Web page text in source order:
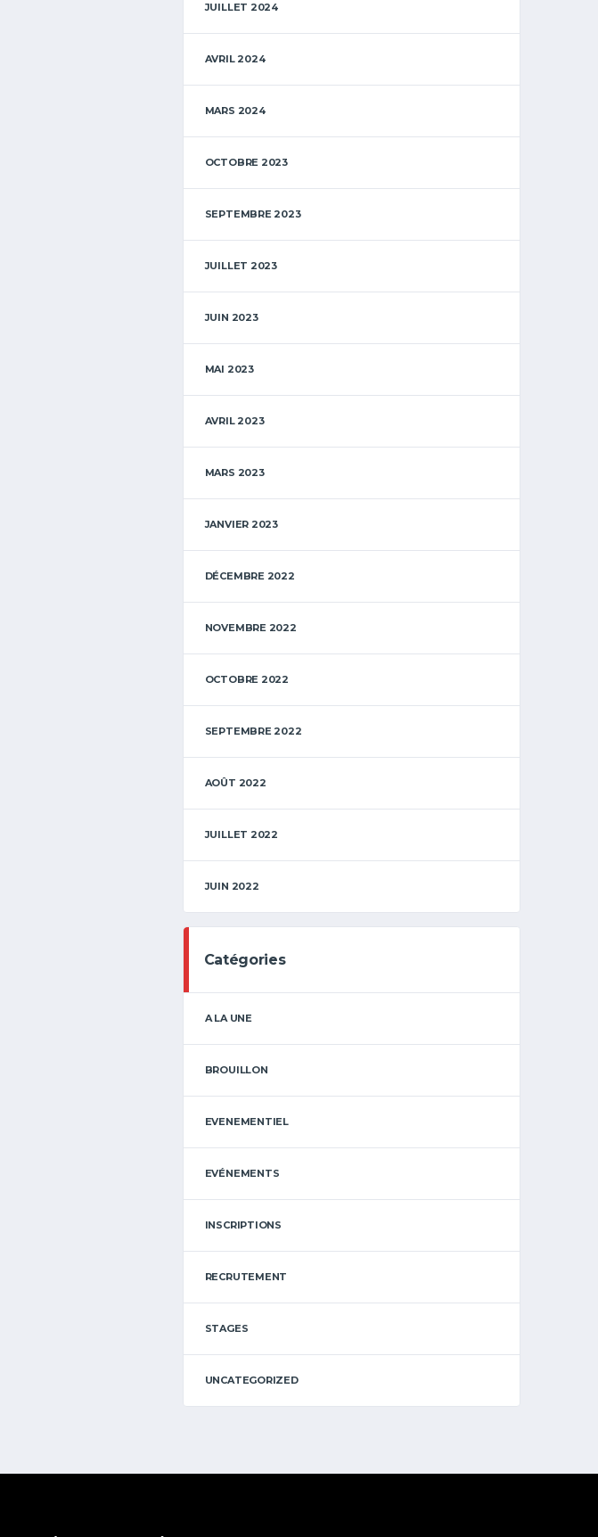
JUILLET 2024
AVRIL 2024
MARS 2024
OCTOBRE 2023
SEPTEMBRE 2023
JUILLET 2023
JUIN 2023
MAI 2023
AVRIL 2023
MARS 2023
JANVIER 2023
DÉCEMBRE 2022
NOVEMBRE 2022
OCTOBRE 2022
SEPTEMBRE 2022
AOÛT 2022
JUILLET 2022
JUIN 2022
Catégories
A LA UNE
BROUILLON
EVENEMENTIEL
EVÉNEMENTS
INSCRIPTIONS
RECRUTEMENT
STAGES
UNCATEGORIZED